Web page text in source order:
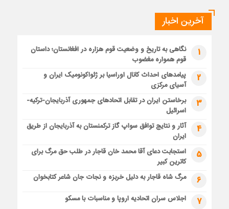
آخرین اخبار
1
نگاهی به تاریخ و وضعیت قوم هزاره در افغانستان؛ داستان
قوم همواره مغضوب
2
پیامدهای احداث کانال اوراسیا بر ژئواکونومیک ایران و
آسیای مرکزی
3
برخاستن ایران در تقابل اتحادهای جمهوری آذربایجان-ترکیه-
اسرائیل
4
آثار و نتایج توافق سواپ گاز ترکمنستان به آذربایجان از طریق
ایران
5
استجابت دعای آقا محمد خان قاجار در طلب حق مرگ برای
کاترین کبیر
6 مرگ شاه قاجار به دلیل خربزه و نجات جان شاعر کتابخوان
7 اجلاس سران اتحادیه اروپا و مناسبات با مسکو